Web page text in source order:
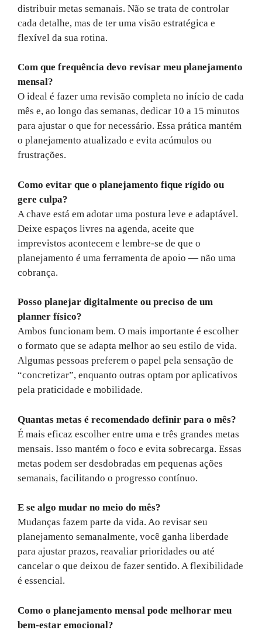
distribuir metas semanais. Não se trata de controlar
cada detalhe, mas de ter uma visão estratégica e
flexível da sua rotina.
Com que frequência devo revisar meu planejamento
mensal?
O ideal é fazer uma revisão completa no início de cada
mês e, ao longo das semanas, dedicar 10 a 15 minutos
para ajustar o que for necessário. Essa prática mantém
o planejamento atualizado e evita acúmulos ou
frustrações.
Como evitar que o planejamento fique rígido ou
gere culpa?
A chave está em adotar uma postura leve e adaptável.
Deixe espaços livres na agenda, aceite que
imprevistos acontecem e lembre-se de que o
planejamento é uma ferramenta de apoio — não uma
cobrança.
Posso planejar digitalmente ou preciso de um
planner físico?
Ambos funcionam bem. O mais importante é escolher
o formato que se adapta melhor ao seu estilo de vida.
Algumas pessoas preferem o papel pela sensação de
“concretizar”, enquanto outras optam por aplicativos
pela praticidade e mobilidade.
Quantas metas é recomendado definir para o mês?
É mais eficaz escolher entre uma e três grandes metas
mensais. Isso mantém o foco e evita sobrecarga. Essas
metas podem ser desdobradas em pequenas ações
semanais, facilitando o progresso contínuo.
E se algo mudar no meio do mês?
Mudanças fazem parte da vida. Ao revisar seu
planejamento semanalmente, você ganha liberdade
para ajustar prazos, reavaliar prioridades ou até
cancelar o que deixou de fazer sentido. A flexibilidade
é essencial.
Como o planejamento mensal pode melhorar meu
bem-estar emocional?